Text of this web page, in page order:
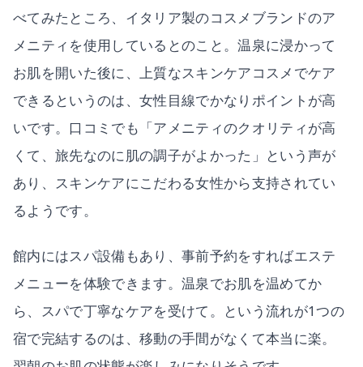
べてみたところ、イタリア製のコスメブランドのア
メニティを使用しているとのこと。温泉に浸かって
お肌を開いた後に、上質なスキンケアコスメでケア
できるというのは、女性目線でかなりポイントが高
いです。口コミでも「アメニティのクオリティが高
くて、旅先なのに肌の調子がよかった」という声が
あり、スキンケアにこだわる女性から支持されてい
るようです。
館内にはスパ設備もあり、事前予約をすればエステ
メニューを体験できます。温泉でお肌を温めてか
ら、スパで丁寧なケアを受けて。という流れが1つの
宿で完結するのは、移動の手間がなくて本当に楽。